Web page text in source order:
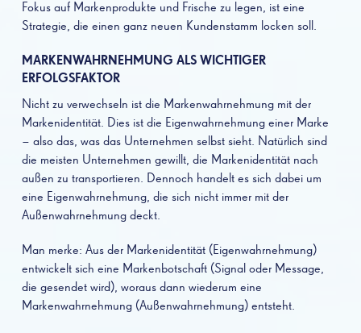
Fokus auf Markenprodukte und Frische zu legen, ist eine
Strategie, die einen ganz neuen Kundenstamm locken soll.
MARKENWAHRNEHMUNG ALS WICHTIGER
ERFOLGSFAKTOR
Nicht zu verwechseln ist die Markenwahrnehmung mit der
Markenidentität. Dies ist die Eigenwahrnehmung einer Marke
– also das, was das Unternehmen selbst sieht. Natürlich sind
die meisten Unternehmen gewillt, die Markenidentität nach
außen zu transportieren. Dennoch handelt es sich dabei um
eine Eigenwahrnehmung, die sich nicht immer mit der
Außenwahrnehmung deckt.
Man merke: Aus der Markenidentität (Eigenwahrnehmung)
entwickelt sich eine Markenbotschaft (Signal oder Message,
die gesendet wird), woraus dann wiederum eine
Markenwahrnehmung (Außenwahrnehmung) entsteht.